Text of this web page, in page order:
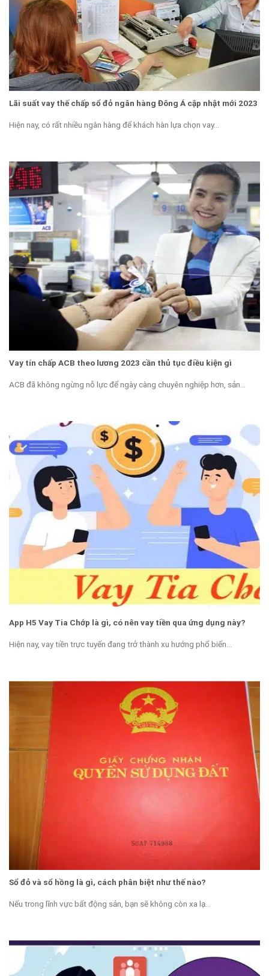
Lãi suất vay thế chấp sổ đỏ ngân hàng Đông Á cập nhật mới 2023
Hiện nay, có rất nhiều ngân hàng để khách hàn lựa chọn vay...
Vay tín chấp ACB theo lương 2023 cần thủ tục điều kiện gì
ACB đã không ngừng nỗ lực để ngày càng chuyên nghiệp hơn, sản...
App H5 Vay Tia Chớp là gì, có nên vay tiền qua ứng dụng này?
Hiện nay, vay tiền trực tuyến đang trở thành xu hướng phổ biến...
Sổ đỏ và sổ hồng là gì, cách phân biệt như thế nào?
Nếu trong lĩnh vực bất động sản, bạn sẽ không còn xa lạ...